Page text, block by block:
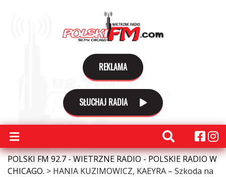
REKLAMA
SŁUCHAJ RADIA
POLSKI FM 92.7 - WIETRZNE RADIO - POLSKIE RADIO W
CHICAGO. > HANIA KUZIMOWICZ, KAEYRA – Szkoda na